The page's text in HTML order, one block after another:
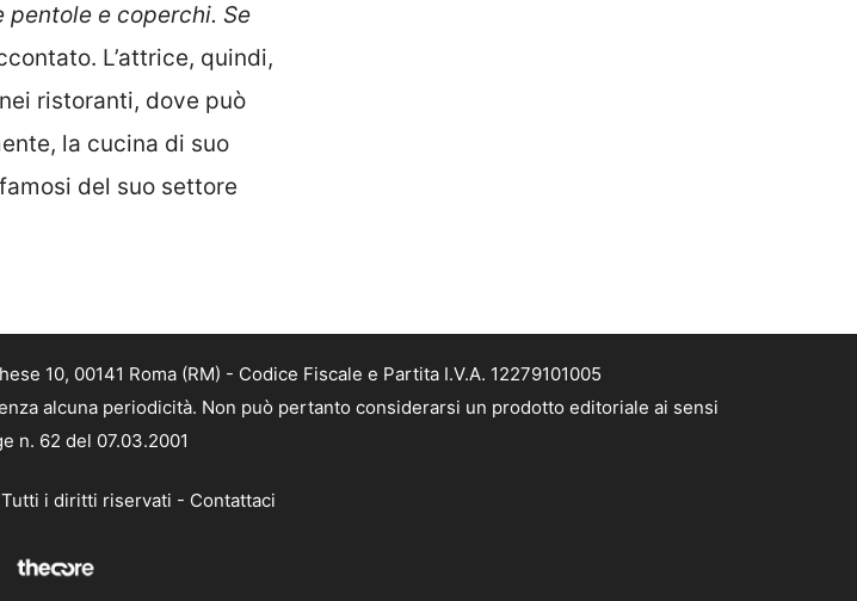
pentole e coperchi. Se
L’attrice, quindi,
ristoranti, dove può
la cucina di suo
del suo settore
10, 00141 Roma (RM) - Codice Fiscale e Partita I.V.A. 12279101005
alcuna periodicità. Non può pertanto considerarsi un prodotto editoriale ai sensi
n. 62 del 07.03.2001
i diritti riservati - Contattaci